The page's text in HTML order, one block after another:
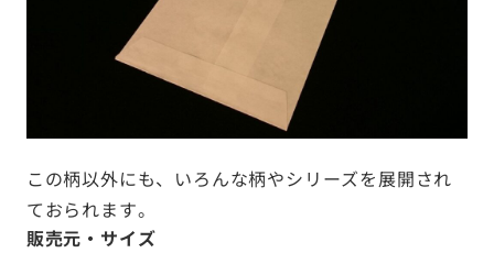
この柄以外にも、 いろんな柄やシリーズを展開され
ておられます。
販売元・サイズ